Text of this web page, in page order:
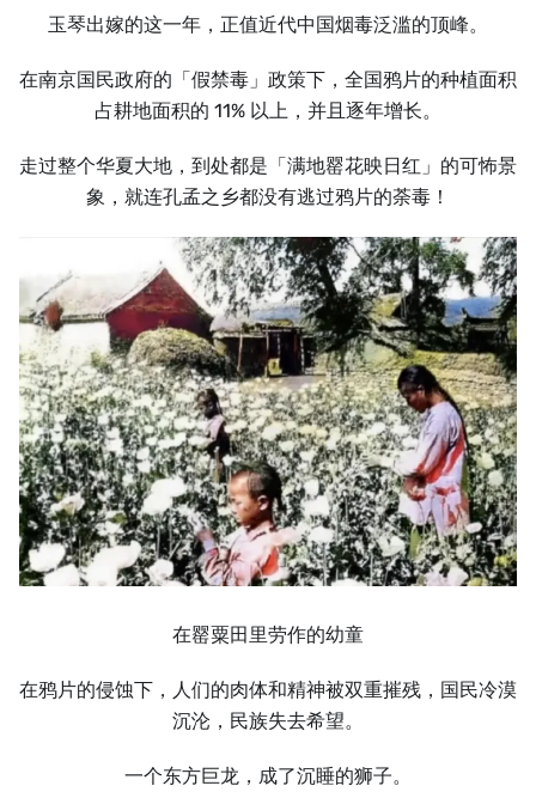
玉琴出嫁的这一年，正值近代中国烟毒泛滥的顶峰。
在南京国民政府的「假禁毒」政策下，全国鸦片的种植面积
占耕地面积的 11% 以上，并且逐年增长。
走过整个华夏大地，到处都是「满地罂花映日红」的可怖景
象，就连孔孟之乡都没有逃过鸦片的荼毒！
在罂粟田里劳作的幼童
在鸦片的侵蚀下，人们的肉体和精神被双重摧残，国民冷漠
沉沦，民族失去希望。
一个东方巨龙，成了沉睡的狮子。